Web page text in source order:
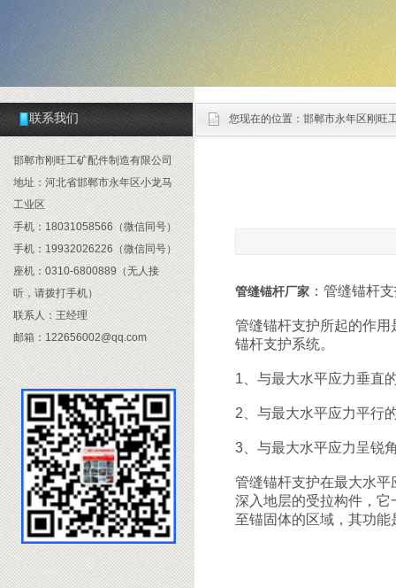
您现在的位置： 邯郸市永年区刚旺
联系我们
邯郸市刚旺工矿配件制造有限公司
地址：河北省邯郸市永年区小龙马
工业区
手机：18031058566（微信同号）
手机：19932026226（微信同号）
座机：0310-6800889（无人接
听，请拨打手机）
联系人：王经理
邮箱：122656002@qq.com
管缝锚杆厂家 ：管缝锚杆
管缝锚杆支护所起的作
锚杆支护系统。
1、与最大水平应力垂直
2、与最大水平应力平行
3、与最大水平应力呈锐
管缝锚杆支护在最大水
深入地层的受拉构件，
至锚固体的区域，其功